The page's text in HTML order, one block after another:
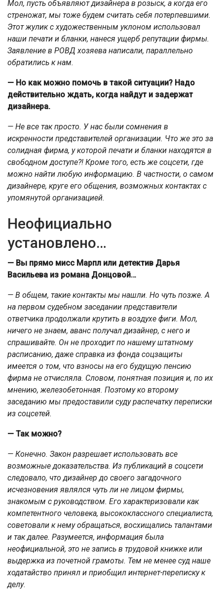
Мол, пусть объявляют дизайнера в розыск, а когда его
стреножат, мы тоже будем считать себя потерпевшими.
Этот жулик с художественным уклоном использовал
наши печати и бланки, нанеся ущерб репутации фирмы.
Заявление в РОВД хозяева написали, параллельно
обратились к нам.
— Но как можно помочь в такой ситуации? Надо
действительно ждать, когда найдут и задержат
дизайнера.
— Не все так просто. У нас были сомнения в
искренности представителей организации. Что же это за
солидная фирма, у которой печати и бланки находятся в
свободном доступе?! Кроме того, есть же соцсети, где
можно найти любую информацию. В частности, о самом
дизайнере, круге его общения, возможных контактах с
упомянутой организацией.
Неофициально
установлено…
— Вы прямо мисс Марпл или детектив Дарья
Васильева из романа Донцовой…
— В общем, такие контакты мы нашли. Но чуть позже. А
на первом судебном заседании представители
ответчика продолжали крутить в воздухе фиги. Мол,
ничего не знаем, аванс получал дизайнер, с него и
спрашивайте. Он не проходит по нашему штатному
расписанию, даже справка из фонда соцзащиты
имеется о том, что взносы на его будущую пенсию
фирма не отчисляла. Словом, понятная позиция и, по их
мнению, железобетонная. Поэтому ко второму
заседанию мы предоставили суду распечатку переписки
из соцсетей.
— Так можно?
— Конечно. Закон разрешает использовать все
возможные доказательства. Из публикаций в соцсети
следовало, что дизайнер до своего загадочного
исчезновения являлся чуть ли не лицом фирмы,
знакомым с руководством. Его характеризовали как
компетентного человека, высококлассного специалиста,
советовали к нему обращаться, восхищались талантами
и так далее. Разумеется, информация была
неофициальной, это не запись в трудовой книжке или
выдержка из почетной грамоты. Тем не менее суд наше
ходатайство принял и приобщил интернет-переписку к
делу.